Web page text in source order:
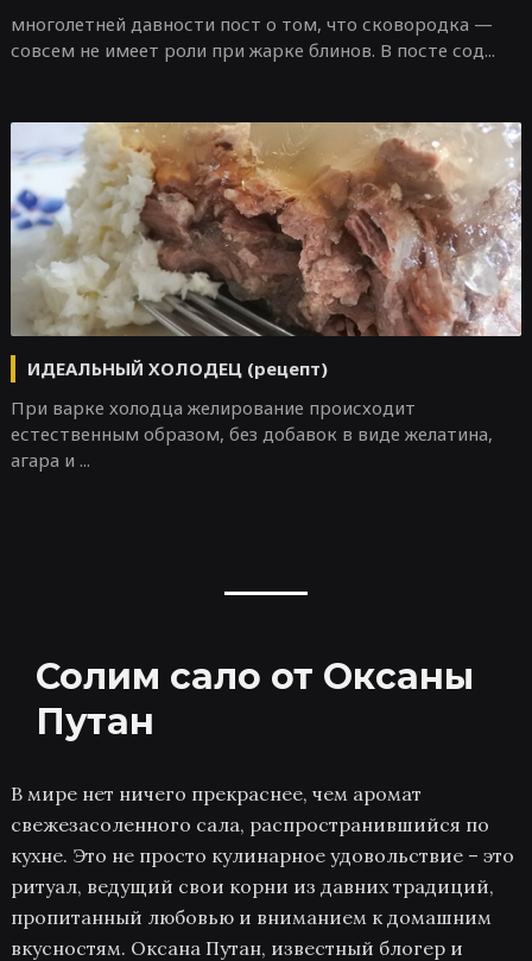
многолетней давности пост о том, что сковородка —
совсем не имеет роли при жарке блинов. В посте сод...
ИДЕАЛЬНЫЙ ХОЛОДЕЦ (рецепт)
При варке холодца желирование происходит
естественным образом, без добавок в виде желатина,
агара и ...
Солим сало от Оксаны
Путан
В мире нет ничего прекраснее, чем аромат
свежезасоленного сала, распространившийся по
кухне. Это не просто кулинарное удовольствие – это
ритуал, ведущий свои корни из давних традиций,
пропитанный любовью и вниманием к домашним
вкусностям. Оксана Путан, известный блогер и